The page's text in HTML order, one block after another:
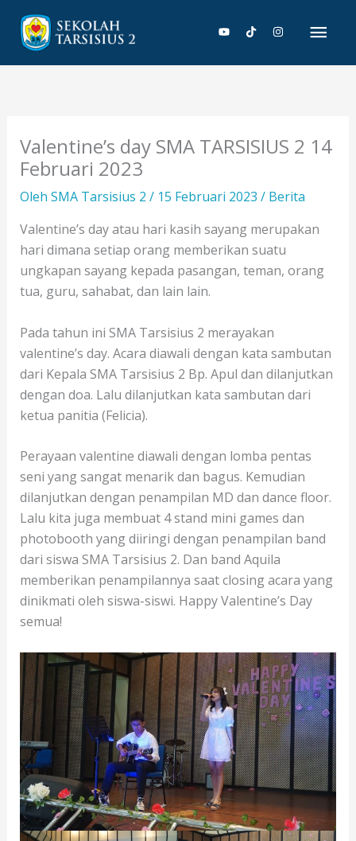
konten
Valentine’s day SMA TARSISIUS 2 14
Februari 2023
Oleh SMA Tarsisius 2 / 15 Februari 2023 / Berita
Valentine’s day atau hari kasih sayang merupakan
hari dimana setiap orang memberikan suatu
ungkapan sayang kepada pasangan, teman, orang
tua, guru, sahabat, dan lain lain.
Pada tahun ini SMA Tarsisius 2 merayakan
valentine’s day. Acara diawali dengan kata sambutan
dari Kepala SMA Tarsisius 2 Bp. Apul dan dilanjutkan
dengan doa. Lalu dilanjutkan kata sambutan dari
ketua panitia (Felicia).
Perayaan valentine diawali dengan lomba pentas
seni yang sangat menarik dan bagus. Kemudian
dilanjutkan dengan penampilan MD dan dance floor.
Lalu kita juga membuat 4 stand mini games dan
photobooth yang diiringi dengan penampilan band
dari siswa SMA Tarsisius 2. Dan band Aquila
memberikan penampilannya saat closing acara yang
dinikmati oleh siswa-siswi. Happy Valentine’s Day
semua!